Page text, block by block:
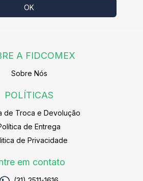
A FIDCOMEX
Sobre Nós
POLÍTICAS
de Troca e Devolução
de Entrega
de Privacidade
em contato